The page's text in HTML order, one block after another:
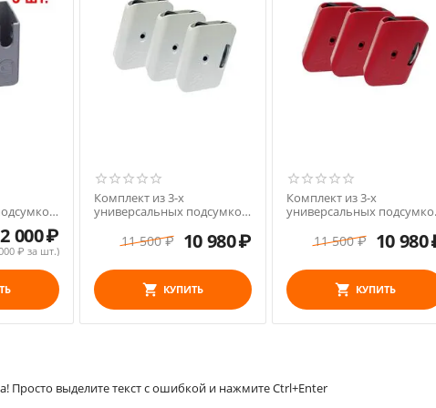
000₽
₽ за шт.)
Комплект из 3-х
универсальных подсумков
11 500 ₽ 10 980₽
КУПИТЬ
Комплект из 3-х
универсальных
11 500 ₽ 10 980
КУПИТЬ
выделите текст с ошибкой и нажмите Ctrl+Enter